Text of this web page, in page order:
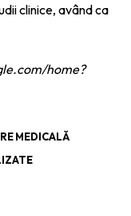
clinice, având ca
home?
MEDICALĂ